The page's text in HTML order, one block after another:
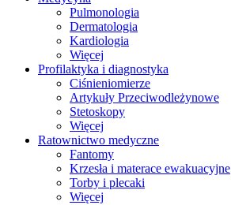
Pulmonologia
Dermatologia
Kardiologia
Więcej
Profilaktyka i diagnostyka
Ciśnieniomierze
Artykuły Przeciwodleżynowe
Stetoskopy
Więcej
Ratownictwo medyczne
Fantomy
Krzesła i materace ewakuacyjne
Torby i plecaki
Więcej